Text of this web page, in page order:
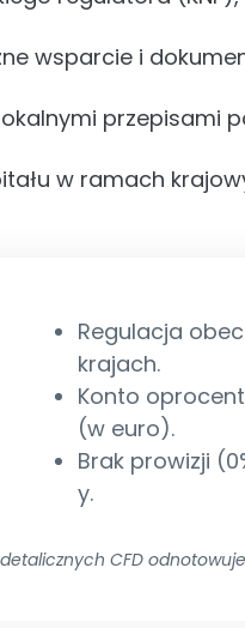
wsparcie i
przepisami
w ramach
Regulacja
krajach.
Konto
(w euro).
Brak prowizji
y.
CFD